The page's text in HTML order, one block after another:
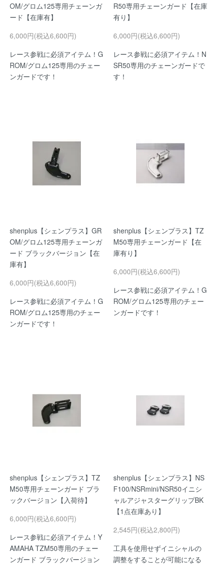
OM/グロム125専用チェーンガ
ード【在庫有】
6,000円(税込6,600円)
レース参戦に必須アイテム！G
ROM/グロム125専用のチェー
ンガードです！
R50専用チェーンガード【在庫
有り】
6,000円(税込6,600円)
レース参戦に必須アイテム！N
SR50専用のチェーンガードで
す！
shenplus【シェンプラス】GR
OM/グロム125専用チェーンガ
ード ブラックバージョン【在
庫有】
6,000円(税込6,600円)
レース参戦に必須アイテム！G
ROM/グロム125専用のチェー
ンガードです！
shenplus【シェンプラス】TZ
M50専用チェーンガード【在
庫有り】
6,000円(税込6,600円)
レース参戦に必須アイテム！G
ROM/グロム125専用のチェー
ンガードです！
shenplus【シェンプラス】TZ
M50専用チェーンガード ブラ
ックバージョン【入荷待】
6,000円(税込6,600円)
レース参戦に必須アイテム！Y
AMAHA TZM50専用のチェー
ンガード ブラックバージョン
shenplus【シェンプラス】NS
F100/NSRmini/NSR50イニシ
ャルアジャスターグリップBK
【1点在庫あり】
2,545円(税込2,800円)
工具を使用せずイニシャルの
調整をすることが可能になる